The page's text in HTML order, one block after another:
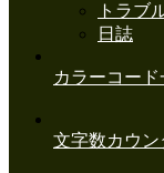
トラブ
日誌
カラーコード
文字数カウン